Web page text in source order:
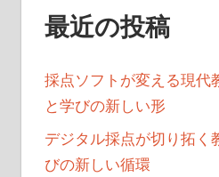
最近の投稿
採点ソフトが変える現代
と学びの新しい形
デジタル採点が切り拓く
びの新しい循環